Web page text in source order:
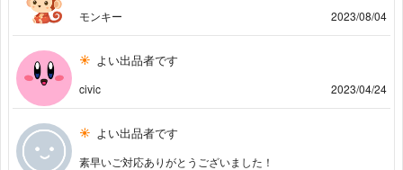
モンキー 2023/08/04
よい出品者です
civic 2023/04/24
よい出品者です
素早いご対応ありがとうございました！